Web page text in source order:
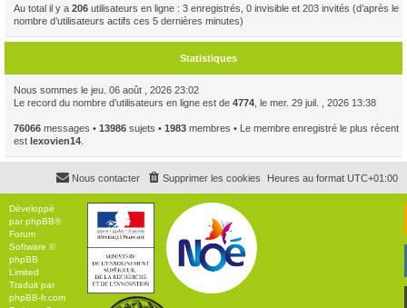
Au total il y a 206 utilisateurs en ligne : 3 enregistrés, 0 invisible et 203 invités (d’après le
nombre d’utilisateurs actifs ces 5 dernières minutes)
Statistiques
Nous sommes le jeu. 06 août , 2026 23:02
Le record du nombre d’utilisateurs en ligne est de 4774 , le mer. 29 juil. , 2026 13:38
76066 messages • 13986 sujets • 1983 membres • Le membre enregistré le plus récent
est lexovien14
Heures au format UTC+01:00
Supprimer les cookies
Nous contacter
Développé
parphpBB®
Forum
Software ©
phpBB
Limited
Traduit par
phpBB-fr.com